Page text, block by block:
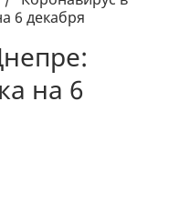
6 декабря
на 6